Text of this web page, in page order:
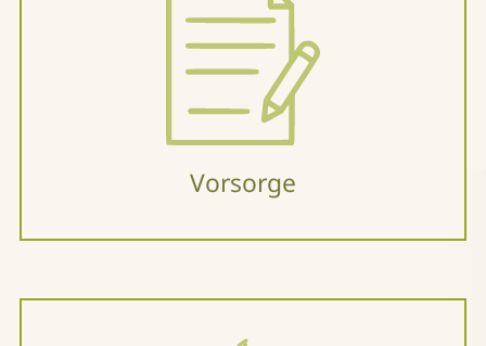
Vorsorge